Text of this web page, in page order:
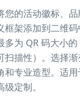
您的活动徽标、
框架添加到二维
多为 QR 码大小的
扫描性）。选择
和专业造型。适用
定制。